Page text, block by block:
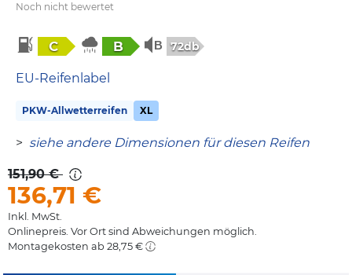
Noch nicht bewertet
C B 72db
EU-Reifenlabel
PKW-Allwetterreifen XL
> siehe andere Dimensionen für diesen Reifen
151,90 €
136,71 €
Inkl. MwSt.
Onlinepreis. Vor Ort sind Abweichungen möglich.
Montagekosten ab 28,75 €